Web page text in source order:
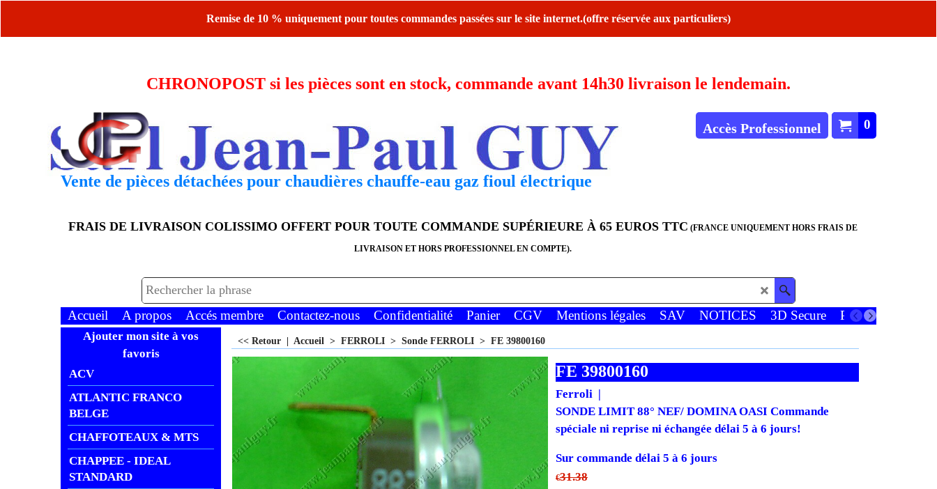
Remise de 10 % uniquement pour toutes commandes passées sur le site internet.(offre réservée aux particuliers)
CHRONOPOST si les pièces sont en stock, commande avant 14h30 livraison le lendemain.
0
Accès Professionnel
Vente de pièces détachées pour chaudières chauffe-eau gaz fioul électrique
FRAIS DE LIVRAISON COLISSIMO OFFERT POUR TOUTE COMMANDE SUPÉRIEURE À 65 EUROS TTC (FRANCE UNIQUEMENT HORS FRAIS DE
LIVRAISON ET HORS PROFESSIONNEL EN COMPTE).
Accueil A propos Accés membre Contactez-nous Confidentialité Panier CGV Mentions légales SAV NOTICES 3D Secure Paiements
Ajouter mon site à vos
favoris
ACV
ATLANTIC FRANCO
BELGE
CHAFFOTEAUX & MTS
CHAPPEE - IDEAL
STANDARD
<< Retour Accueil > FERROLI > Sonde FERROLI > FE 39800160
FE 39800160
Ferroli
SONDE LIMIT 88° NEF/ DOMINA OASI Commande
spéciale ni reprise ni échangée délai 5 à 6 jours!
Sur commande délai 5 à 6 jours
€31.38